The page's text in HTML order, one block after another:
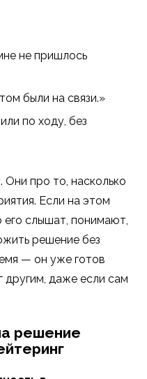
не пришлось
были на связи.»
по ходу, без
про то, насколько
Если на этом
его слышат, понимают,
решение без
— он уже готов
другим, даже если сам
решение